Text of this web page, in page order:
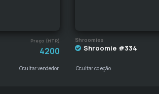
Preço (HTR)
4200
Ocultar vendedor
Shroomies
Shroomie #334
Ocultar coleção